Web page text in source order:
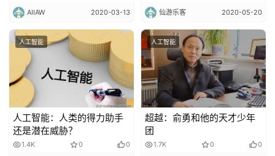
AIIAW 2020-03-13 仙游乐客 2020-05-20
人工智能
人工智能：人类的得力助手
还是潜在威胁？
1.4K 0 0
人工智能
超越：俞勇和他的天才少年
团
1.7K 0 0